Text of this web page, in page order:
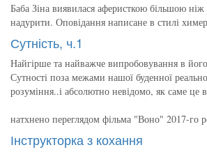
Баба Зіна виявилася аферисткою більшою ніж
надурити. Оповідання написане в стилі
Сутність, ч.1
Найгірше та найважче випробовування в
Сутності поза межами нашої буденної
розуміння..і абсолютно невідомо, як саме це
натхнено переглядом фільма "Воно" 2017-го
Інструкторка з кохання